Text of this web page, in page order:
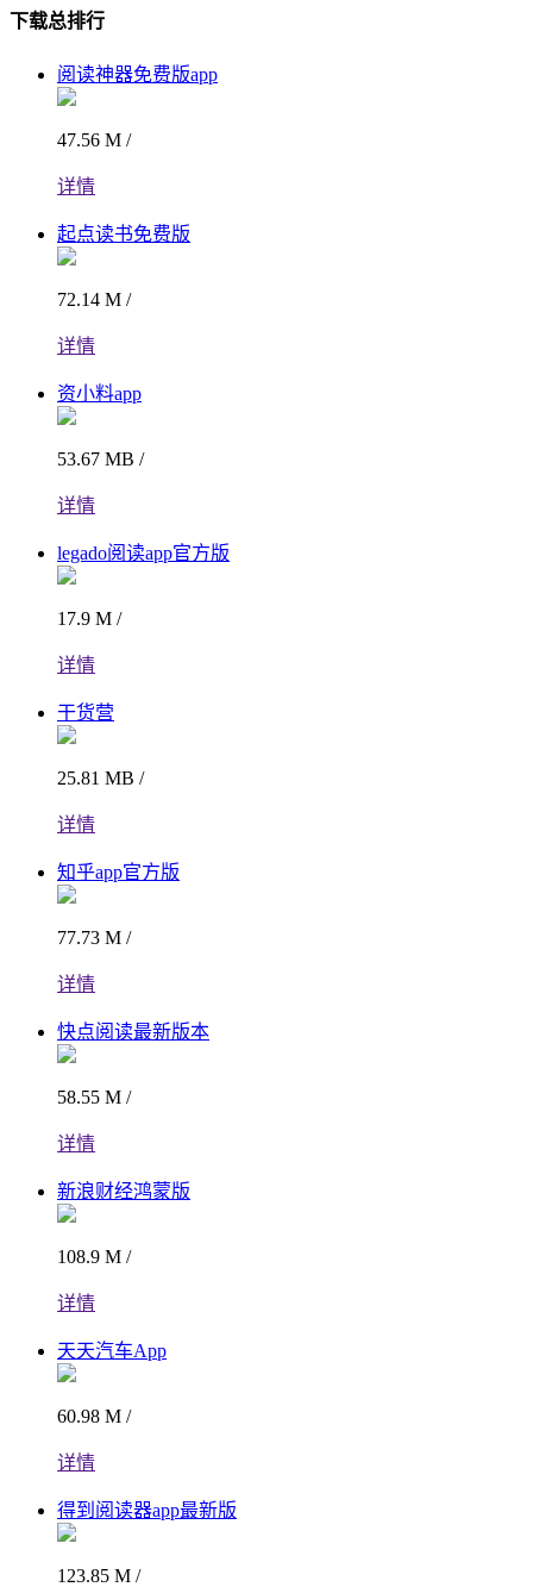
下载总排行
阅读神器免费版app
47.56 M /
详情
起点读书免费版
72.14 M /
详情
资小料app
53.67 MB /
详情
legado阅读app官方版
17.9 M /
详情
干货营
25.81 MB /
详情
知乎app官方版
77.73 M /
详情
快点阅读最新版本
58.55 M /
详情
新浪财经鸿蒙版
108.9 M /
详情
天天汽车App
60.98 M /
详情
得到阅读器app最新版
123.85 M /